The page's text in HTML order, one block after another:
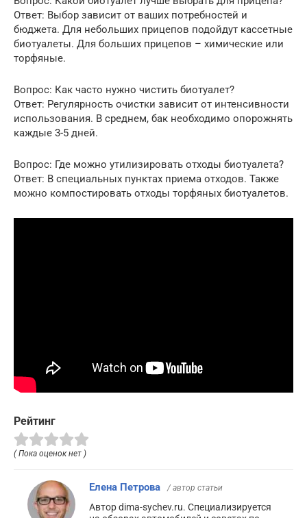
Ответ: Выбор зависит от ваших потребностей и
бюджета. Для небольших прицепов подойдут кассетные
биотуалеты. Для больших прицепов – химические или
торфяные.
Вопрос: Как часто нужно чистить биотуалет?
Ответ: Регулярность очистки зависит от интенсивности
использования. В среднем, бак необходимо опорожнять
каждые 3-5 дней.
Вопрос: Где можно утилизировать отходы биотуалета?
Ответ: В специальных пунктах приема отходов. Также
можно компостировать отходы торфяных биотуалетов.
Рейтинг
( Пока оценок нет )
Елена Петрова / автор статьи
Автор dima-sychev.ru. Специализируется